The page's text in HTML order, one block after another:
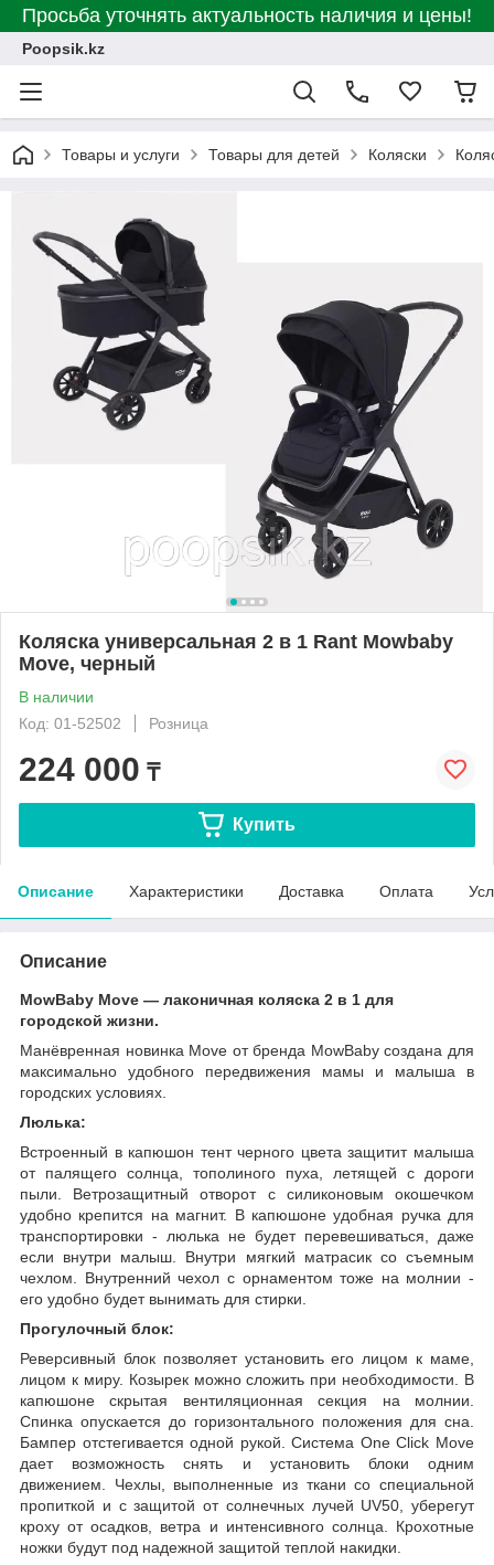
Просьба уточнять актуальность наличия и цены!
Poopsik.kz
Товары и услуги Товары для детей Коляски
Коляска универсальная 2 в 1 Rant Mowbaby
Move, черный
В наличии
Код: 01-52502
Розница
224 000 ₸
Купить
Описание Характеристики Доставка Оплата
Описание
MowBaby Move — лаконичная коляска 2 в 1 для
городской жизни.
Манёвренная новинка Move от бренда MowBaby создана для
максимально удобного передвижения мамы и малыша в
городских условиях.
Люлька:
Встроенный в капюшон тент черного цвета защитит малыша
от палящего солнца, тополиного пуха, летящей с дороги
пыли. Ветрозащитный отворот с силиконовым окошечком
удобно крепится на магнит. В капюшоне удобная ручка для
транспортировки - люлька не будет перевешиваться, даже
если внутри малыш. Внутри мягкий матрасик со съемным
чехлом. Внутренний чехол с орнаментом тоже на молнии -
его удобно будет вынимать для стирки.
Прогулочный блок:
Реверсивный блок позволяет установить его лицом к маме,
лицом к миру. Козырек можно сложить при необходимости. В
капюшоне скрытая вентиляционная секция на молнии.
Спинка опускается до горизонтального положения для сна.
Бампер отстегивается одной рукой. Система One Click Move
дает возможность снять и установить блоки одним
движением. Чехлы, выполненные из ткани со специальной
пропиткой и с защитой от солнечных лучей UV50, уберегут
кроху от осадков, ветра и интенсивного солнца. Крохотные
ножки будут под надежной защитой теплой накидки.